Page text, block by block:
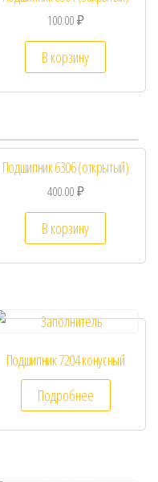
100.00₽
В корзину
Подшипник 6306 (открытый)
400.00₽
В корзину
Подшипник 7204 конусный
Подробнее